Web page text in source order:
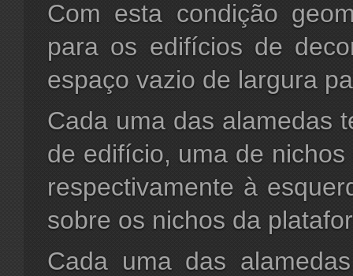
Com esta condição
para os edifícios de
espaço vazio de largura
Cada uma das alamedas
de edifício, uma de
respectivamente à
sobre os nichos da
Cada uma das